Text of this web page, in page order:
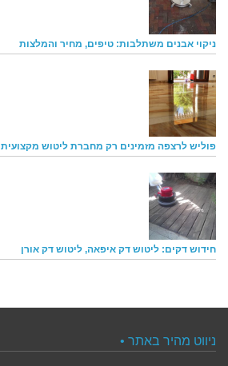
ניקוי אבנים משתלבות: טיפים, מחיר והמלצות
פוליש לרצפה מזמינים רק מחברת ליטוש מקצועית
חידוש דקים: ליטוש דק איפאה, ליטוש דק אורן
ניווט מהיר באתר •